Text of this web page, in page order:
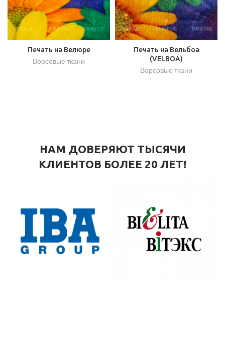
Печать на Велюре
Ворсовые ткани
Печать на Вельбоа
(VELBOA)
Ворсовые ткани
НАМ ДОВЕРЯЮТ ТЫСЯЧИ
КЛИЕНТОВ БОЛЕЕ 20 ЛЕТ!